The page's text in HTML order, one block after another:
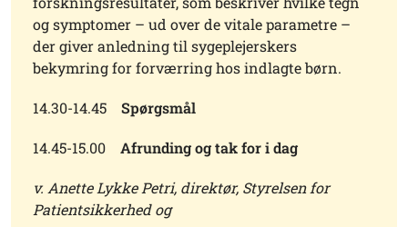
og symptomer – ud over de vitale parametre –
der giver anledning til sygeplejerskers
bekymring for forværring hos indlagte børn.
14.30-14.45 Spørgsmål
14.45-15.00 Afrunding og tak for i dag
v. Anette Lykke Petri, direktør, Styrelsen for
Patientsikkerhed og